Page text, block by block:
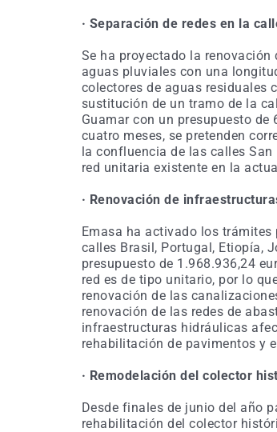
· Separación de redes en la
Se ha proyectado la
aguas pluviales con una
colectores de aguas residuales
sustitución de un tramo de la
Guamar con un presupuesto
cuatro meses, se pretenden
la confluencia de las calles
red unitaria existente en la
· Renovación de
Emasa ha activado los
calles Brasil, Portugal, Etiopía,
presupuesto de 1.968.936,24
red es de tipo unitario, por lo
renovación de las
renovación de las redes de
infraestructuras hidráulicas
rehabilitación de pavimentos y
· Remodelación del colector
Desde finales de junio del año
rehabilitación del colector